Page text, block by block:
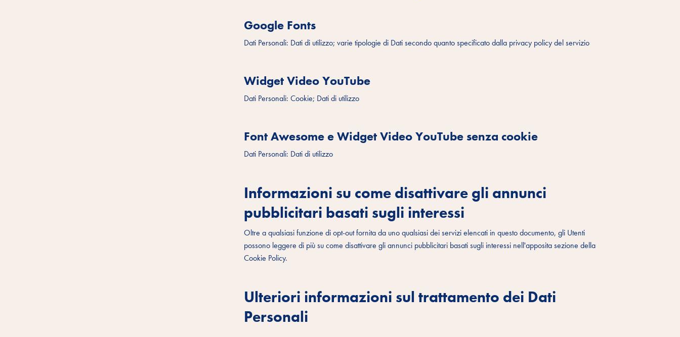
Google Fonts
Dati Personali: Dati di utilizzo; varie tipologie di Dati secondo quanto specificato dalla privacy policy del servizio
Widget Video YouTube
Dati Personali: Cookie; Dati di utilizzo
Font Awesome e Widget Video YouTube senza cookie
Dati Personali: Dati di utilizzo
Informazioni su come disattivare gli annunci
pubblicitari basati sugli interessi
Oltre a qualsiasi funzione di opt-out fornita da uno qualsiasi dei servizi elencati in questo documento, gli Utenti
possono leggere di più su come disattivare gli annunci pubblicitari basati sugli interessi nell'apposita sezione della
Cookie Policy.
Ulteriori informazioni sul trattamento dei Dati
Personali